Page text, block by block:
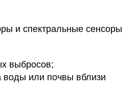
и спектральные сенсоры
выбросов;
воды или почвы вблизи